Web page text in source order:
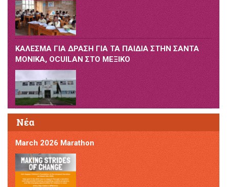
ΚΑΛΕΣΜΑ ΓΙΑ ΔΡΑΣΗ ΓΙΑ ΤΑ ΠΑΙΔΙΑ ΣΤΗΝ ΣΑΝΤΑ
ΜΟΝΙΚΑ, OCUILAN ΣΤΟ ΜΕΞΙΚΟ
Νέα
March 2026 Marathon